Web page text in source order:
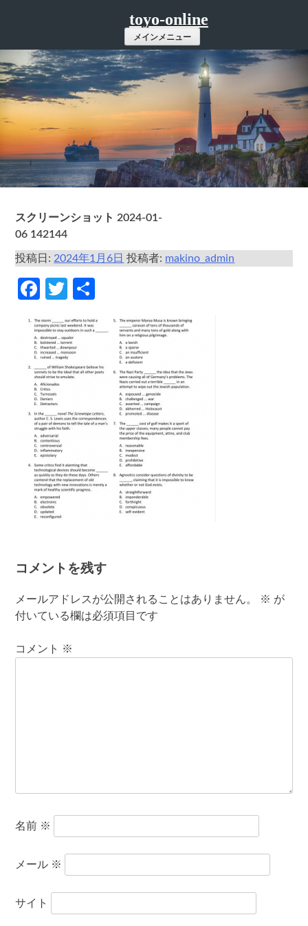
ツ
へ
ス
キ
ッ
プ
toyo-online
メインメニュー
スクリーンショット 2024-01-
06 142144
投稿日: 2024年1月6日 投稿者: makino_admin
Facebook
Twitter
コメントを残す
メールアドレスが公開されることはありません。 ※ が
付いている欄は必須項目です
コメント ※
名前 ※
メール ※
サイト